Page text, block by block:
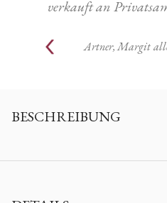
verkauft an
Artner, Margit
BESCHREIBUNG